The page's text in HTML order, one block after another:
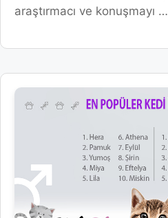
araştırmacı ve konuşmayı …